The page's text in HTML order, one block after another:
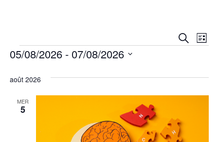
de
vues
Recherche
Liste
Évènements
05/08/2026 - 07/08/2026
date.
août 2026
MER
5